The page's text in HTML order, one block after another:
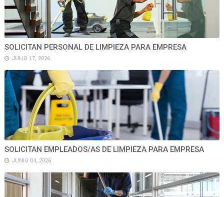
SOLICITAN PERSONAL DE LIMPIEZA PARA EMPRESA
JULIO 17, 2026
SOLICITAN EMPLEADOS/AS DE LIMPIEZA PARA EMPRESA
JUNIO 04, 2026